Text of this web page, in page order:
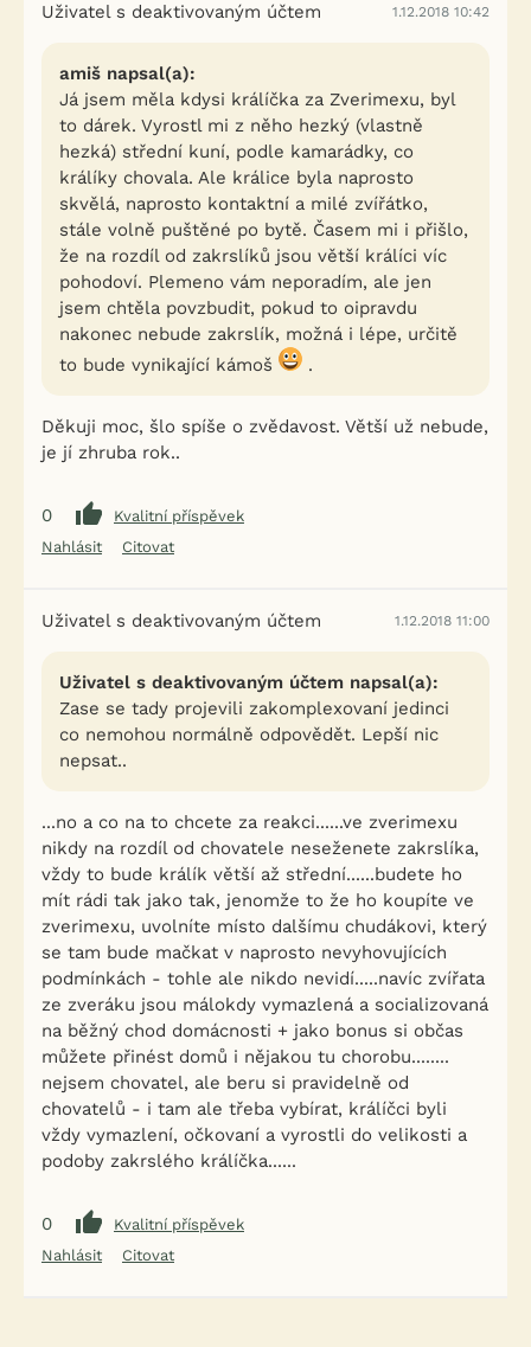
Uživatel s deaktivovaným účtem 1.12.2018 10:42
amiš napsal(a):
Já jsem měla kdysi králíčka za Zverimexu, byl
to dárek. Vyrostl mi z něho hezký (vlastně
hezká) střední kuní, podle kamarádky, co
králíky chovala. Ale králice byla naprosto
skvělá, naprosto kontaktní a milé zvířátko,
stále volně puštěné po bytě. Časem mi i přišlo,
že na rozdíl od zakrslíků jsou větší králíci víc
pohodoví. Plemeno vám neporadím, ale jen
jsem chtěla povzbudit, pokud to oipravdu
nakonec nebude zakrslík, možná i lépe, určitě
to bude vynikající kámoš
.
Děkuji moc, šlo spíše o zvědavost. Větší už nebude,
je jí zhruba rok..
0
Kvalitní příspěvek
Nahlásit
Citovat
Uživatel s deaktivovaným účtem 1.12.2018 11:00
Uživatel s deaktivovaným účtem napsal(a):
Zase se tady projevili zakomplexovaní jedinci
co nemohou normálně odpovědět. Lepší nic
nepsat..
...no a co na to chcete za reakci......ve zverimexu
nikdy na rozdíl od chovatele neseženete zakrslíka,
vždy to bude králík větší až střední......budete ho
mít rádi tak jako tak, jenomže to že ho koupíte ve
zverimexu, uvolníte místo dalšímu chudákovi, který
se tam bude mačkat v naprosto nevyhovujících
podmínkách - tohle ale nikdo nevidí.....navíc zvířata
ze zveráku jsou málokdy vymazlená a socializovaná
na běžný chod domácnosti + jako bonus si občas
můžete přinést domů i nějakou tu chorobu........
nejsem chovatel, ale beru si pravidelně od
chovatelů - i tam ale třeba vybírat, králíčci byli
vždy vymazlení, očkovaní a vyrostli do velikosti a
podoby zakrslého králíčka......
0
Kvalitní příspěvek
Nahlásit
Citovat